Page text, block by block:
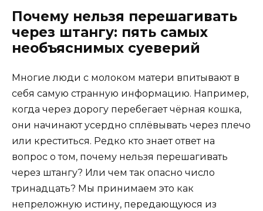
Почему нельзя перешагивать
через штангу: пять самых
необъяснимых суеверий
Многие люди с молоком матери впитывают в
себя самую странную информацию. Например,
когда через дорогу перебегает чёрная кошка,
они начинают усердно сплёвывать через плечо
или креститься. Редко кто знает ответ на
вопрос о том, почему нельзя перешагивать
через штангу? Или чем так опасно число
тринадцать? Мы принимаем это как
непреложную истину, передающуюся из